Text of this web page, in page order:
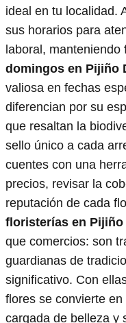
ideal en tu localidad.
sus horarios para
laboral, manteniendo
domingos en Pijiño
valiosa en fechas
diferencian por su
que resaltan la
sello único a cada
cuentes con una
precios, revisar la
reputación de cada
floristerías en Pijiño
que comercios: son
guardianas de
significativo. Con
flores se convierte
cargada de belleza y